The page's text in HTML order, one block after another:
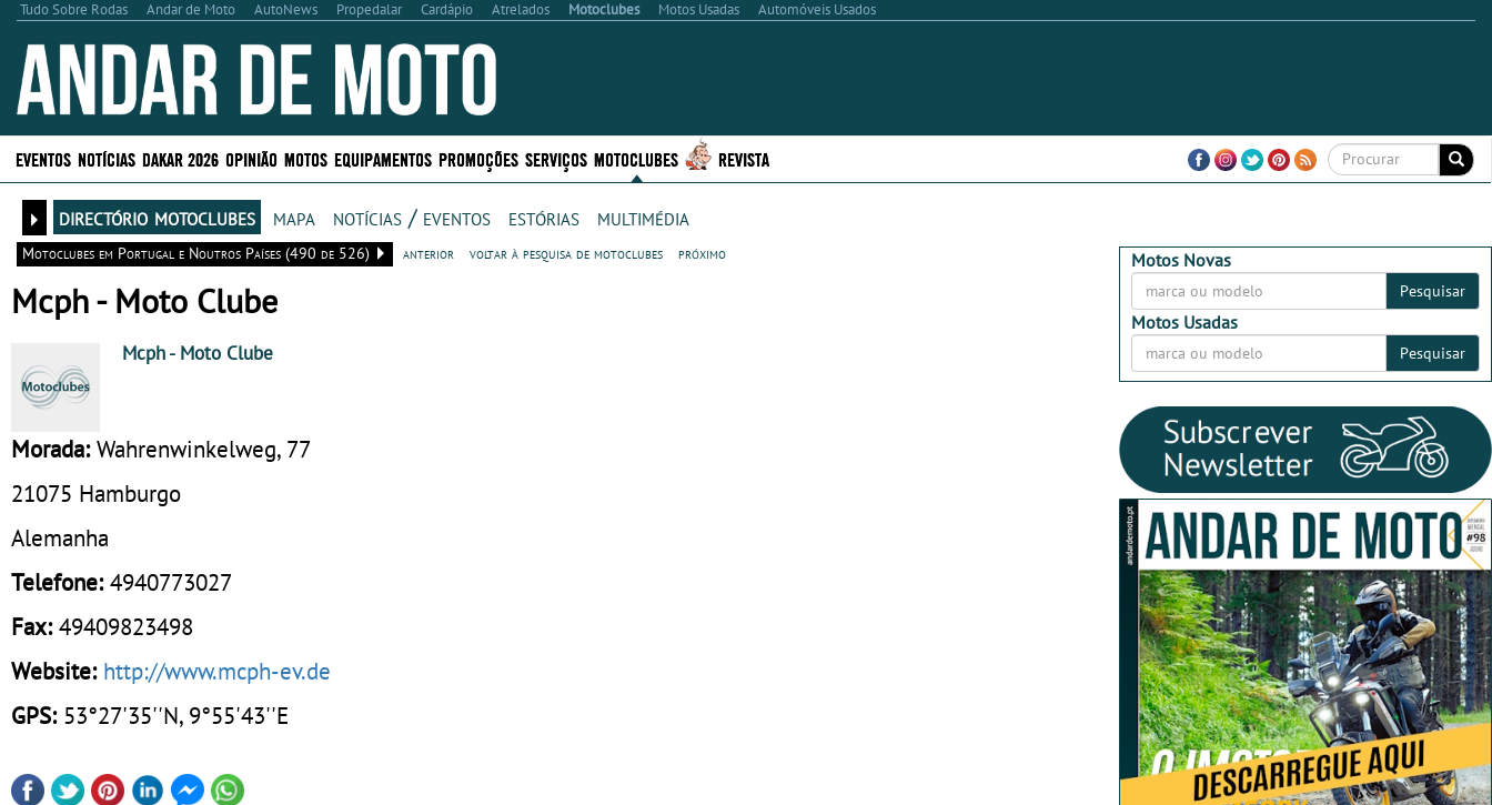
Tudo Sobre Rodas Andar de Moto AutoNews Propedalar Cardápio Atrelados Motoclubes Motos Usadas Automóveis Usados
EVENTOS NOTÍCIAS DAKAR 2026 OPINIÃO MOTOS EQUIPAMENTOS PROMOÇÕES SERVIÇOS MOTOCLUBES REVISTA
directório motoclubes mapa notícias / eventos estórias multimédia
Motoclubes em Portugal e Noutros Países (490 de 526) anterior voltar à pesquisa de motoclubes próximo
Mcph - Moto Clube
Mcph- Moto Clube
Morada: Wahrenwinkelweg, 77
21075 Hamburgo
Alemanha
Telefone:4940773027
Fax:49409823498
Website: http://www.mcph-ev.de
GPS:53°27'35''N, 9°55'43''E
Motos Novas
Pesquisar
Motos Usadas
Pesquisar